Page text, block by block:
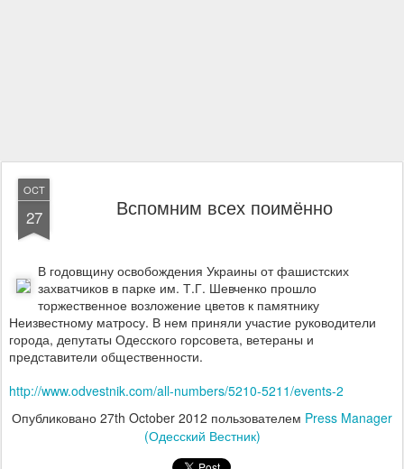
OCT
27 Вспомним всех поимённо
В годовщину освобождения Украины от фашистских
захватчиков в парке им. Т.Г. Шевченко прошло
торжественное возложение цветов к памятнику
Неизвестному матросу. В нем приняли участие руководители
города, депутаты Одесского горсовета, ветераны и
представители общественности.
http://www.odvestnik.com/all-numbers/5210-5211/events-2
Опубликовано 27th October 2012 пользователем Press Manager
(Одесский Вестник)